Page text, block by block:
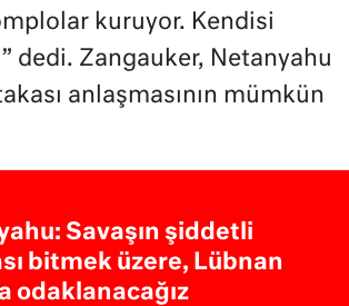
kuruyor. Kendisi
dedi. Zangauker, Netanyahu
anlaşmasının mümkün
Savaşın şiddetli
bitmek üzere, Lübnan
odaklanacağız